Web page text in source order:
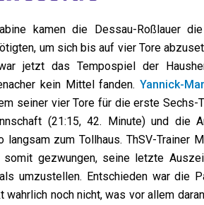
kamen die Dessau-Roßlauer
um sich bis auf vier Tore
jetzt das Tempospiel der
kein Mittel fanden. Yannick-
seiner vier Tore für die erste Sechs-
(21:15, 42. Minute) und die
zum Tollhaus. ThSV-Trainer
somit gezwungen, seine letzte
umzustellen. Entschieden war die
wahrlich noch nicht, was vor allem